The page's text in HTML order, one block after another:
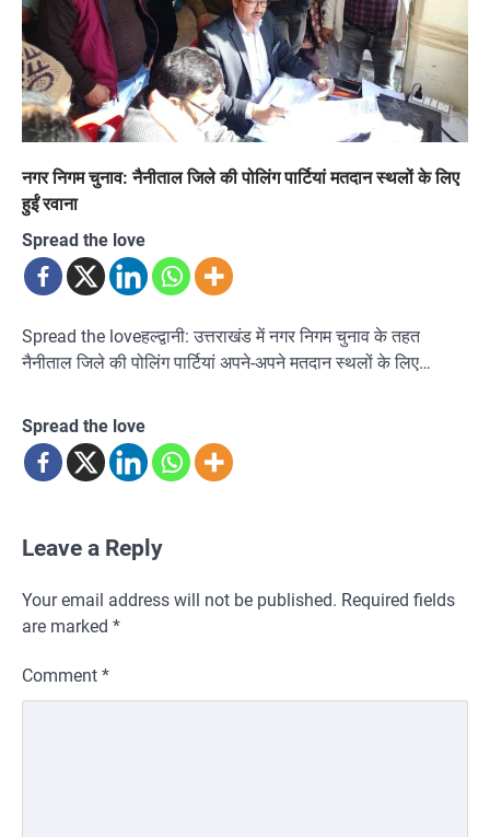
नगर निगम चुनाव: नैनीताल जिले की पोलिंग पार्टियां मतदान स्थलों के लिए
हुईं रवाना
Spread the love
Spread the loveहल्द्वानी: उत्तराखंड में नगर निगम चुनाव के तहत
नैनीताल जिले की पोलिंग पार्टियां अपने-अपने मतदान स्थलों के लिए…
Spread the love
Leave a Reply
Your email address will not be published. Required fields
are marked *
Comment *